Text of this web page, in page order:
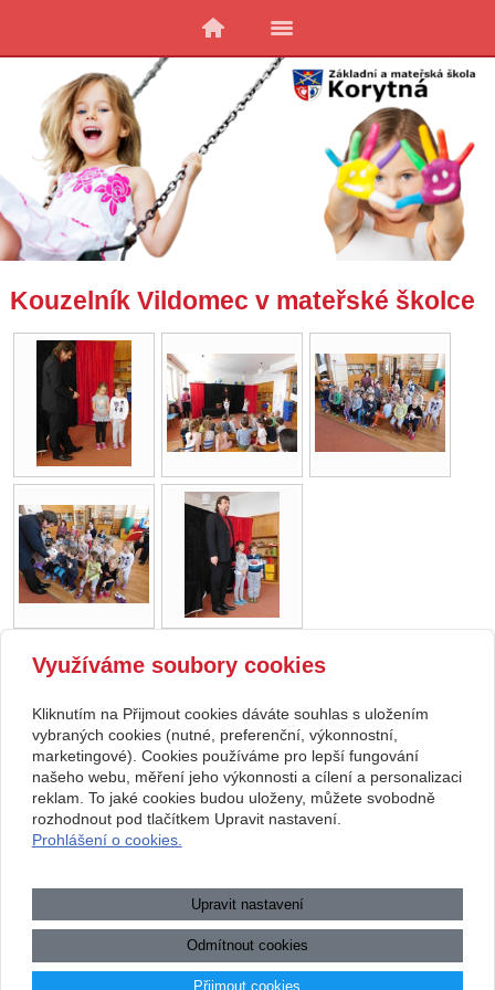
Kouzelník Vildomec v mateřské školce
zpět
Copyright © 2026 Základní škola, Korytná, okres Uherské Hradiště, příspěvková
a
Mapa webu|Zobrazit klasickou verzi
Přístupnost webových stránek|GDPR|
informace
.:.
Využíváme soubory cookies
Kliknutím na Přijmout cookies dáváte souhlas s uložením
vybraných cookies (nutné, preferenční, výkonnostní,
marketingové). Cookies používáme pro lepší fungování
našeho webu, měření jeho výkonnosti a cílení a personalizaci
reklam. To jaké cookies budou uloženy, můžete svobodně
rozhodnout pod tlačítkem Upravit nastavení.
Prohlášení o cookies.
Upravit nastavení
Odmítnout cookies
Přijmout cookies